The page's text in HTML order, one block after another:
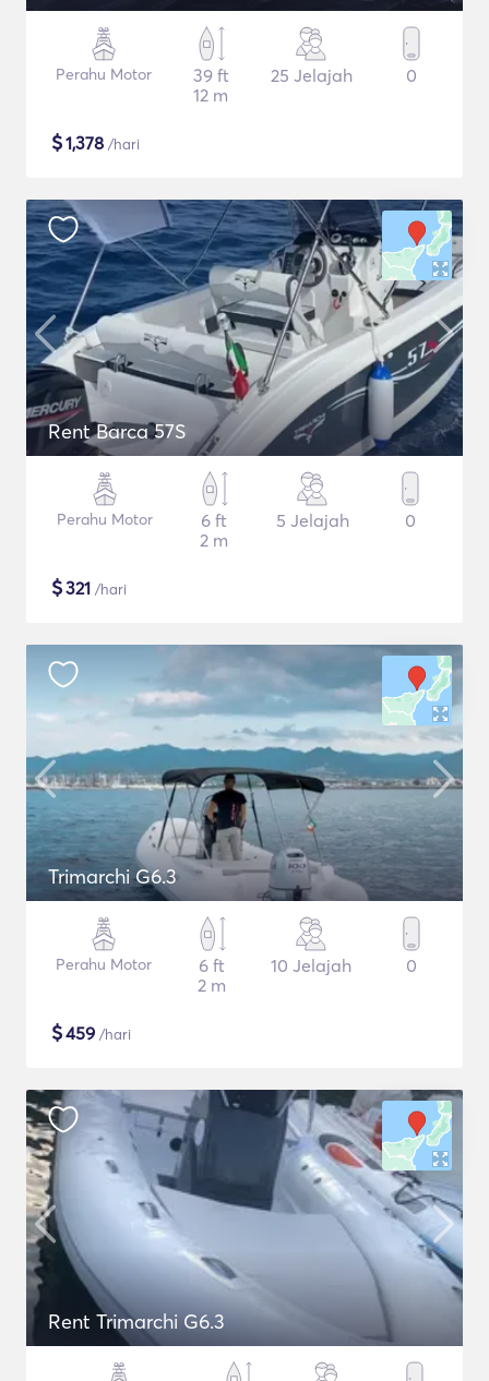
Perahu Motor
39 ft
12 m
25 Jelajah 0
$1,378 /hari
Rent Barca 57S
Perahu Motor
6 ft
2 m
5 Jelajah 0
$321 /hari
Trimarchi G6.3
Perahu Motor
6 ft
2 m
10 Jelajah 0
$459 /hari
Rent Trimarchi G6.3